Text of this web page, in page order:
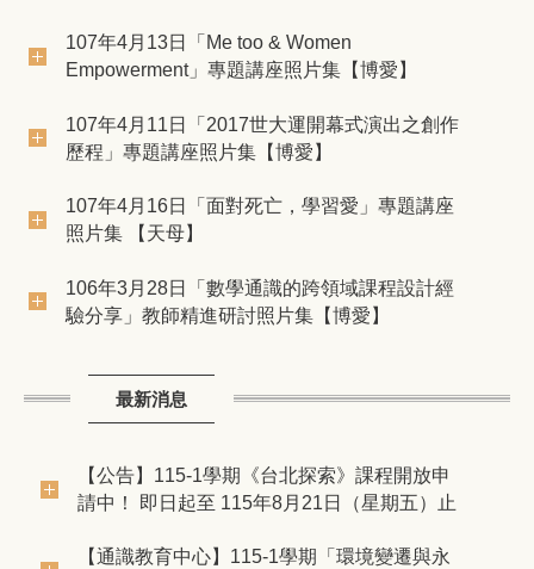
107年4月13日「Me too & Women
Empowerment」專題講座照片集【博愛】
107年4月11日「2017世大運開幕式演出之創作
歷程」專題講座照片集【博愛】
107年4月16日「面對死亡，學習愛」專題講座
照片集 【天母】
106年3月28日「數學通識的跨領域課程設計經
驗分享」教師精進研討照片集【博愛】
最新消息
【公告】115-1學期《台北探索》課程開放申
請中！ 即日起至 115年8月21日（星期五）止
【通識教育中心】​115-1學期「環境變遷與永